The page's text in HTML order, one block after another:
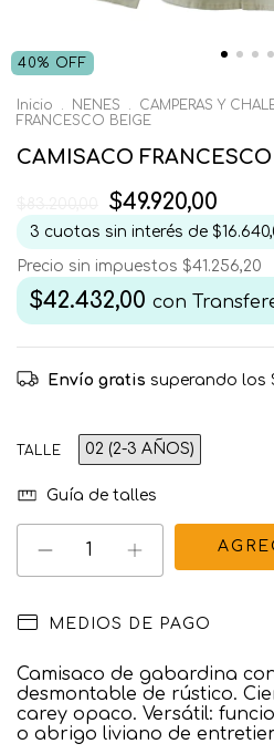
40% OFF
Inicio . NENES . CAMPERAS Y
FRANCESCO BEIGE
CAMISACO
$49.920,00
3 cuotas sin interés de
Precio sin impuestos $41.256,20
$42.432,00 con
Envío gratis superando los
TALLE 02 (2-3 AÑOS)
Guía de talles
MEDIOS DE PAGO
Camisaco de gabardina
desmontable de rústico.
carey opaco. Versátil:
o abrigo liviano de